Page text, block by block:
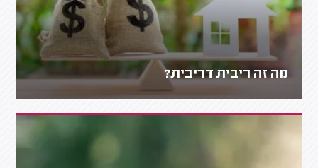
מה זה ריבית דריבית?